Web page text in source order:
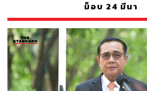
ม็อบ 24 มีนา